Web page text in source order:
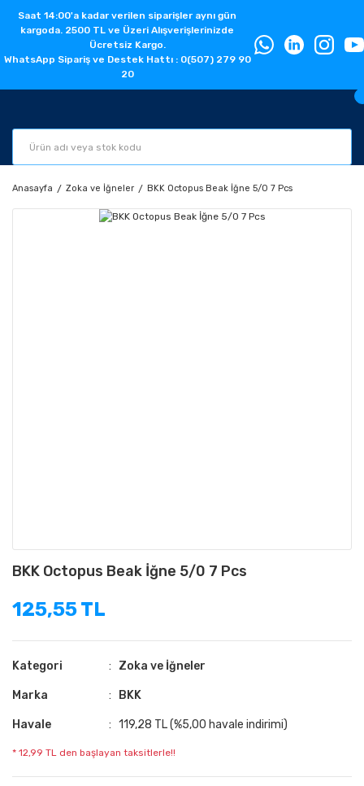
Saat 14:00'a kadar verilen siparişler aynı gün
kargoda. 2500 TL ve Üzeri Alışverişlerinizde
Ücretsiz Kargo.
WhatsApp Sipariş ve Destek Hattı : 0(507) 279 90
20
Anasayfa Zoka ve İğneler BKK Octopus Beak İğne 5/0 7 Pcs
BKK Octopus Beak İğne 5/0 7 Pcs
125,55 TL
Kategori Zoka ve İğneler
Marka BKK
Havale 119,28 TL (%5,00 havale indirimi)
* 12,99 TL den başlayan taksitlerle!!